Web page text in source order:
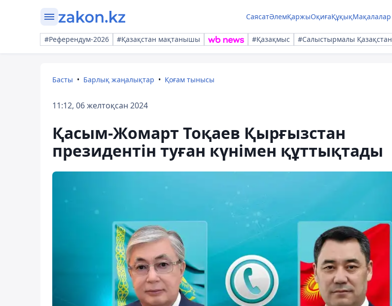
СаясатӘлемҚаржыОқиғаҚұқықМақалалар
#Референдум-2026 #Қазақстан мақтанышы #Қазақмыс #Салыстырмалы Қазақстан
Басты Барлық жаңалықтар Қоғам тынысы
11:12, 06 желтоқсан 2024
Қасым-Жомарт Тоқаев Қырғызстан
президентін туған күнімен құттықтады